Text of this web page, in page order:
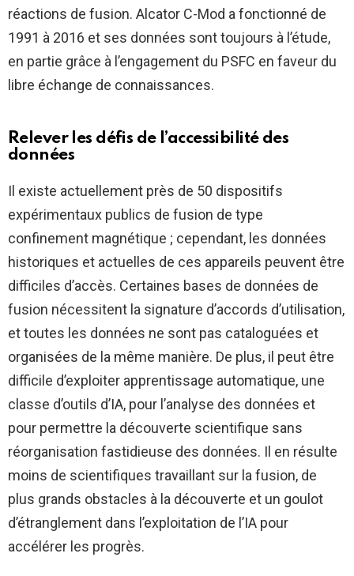
réactions de fusion. Alcator C-Mod a fonctionné de
1991 à 2016 et ses données sont toujours à l’étude,
en partie grâce à l’engagement du PSFC en faveur du
libre échange de connaissances.
Relever les défis de l’accessibilité des
données
Il existe actuellement près de 50 dispositifs
expérimentaux publics de fusion de type
confinement magnétique ; cependant, les données
historiques et actuelles de ces appareils peuvent être
difficiles d’accès. Certaines bases de données de
fusion nécessitent la signature d’accords d’utilisation,
et toutes les données ne sont pas cataloguées et
organisées de la même manière. De plus, il peut être
difficile d’exploiter apprentissage automatique, une
classe d’outils d’IA, pour l’analyse des données et
pour permettre la découverte scientifique sans
réorganisation fastidieuse des données. Il en résulte
moins de scientifiques travaillant sur la fusion, de
plus grands obstacles à la découverte et un goulot
d’étranglement dans l’exploitation de l’IA pour
accélérer les progrès.